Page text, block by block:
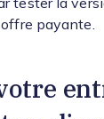
tester la
payante.